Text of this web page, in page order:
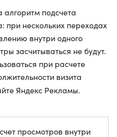
подсчета
при нескольких переходах
внутри одного
засчитываться не будут.
при расчете
визита
Яндекс Рекламы.
просмотров внутри